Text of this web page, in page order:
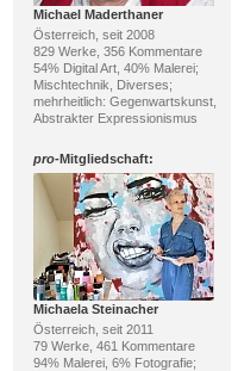
Michael Maderthaner
Österreich, seit 2008
829 Werke, 356 Kommentare
54% Digital Art, 40% Malerei;
Mischtechnik, Diverses;
mehrheitlich: Gegenwartskunst,
Abstrakter Expressionismus
pro-Mitgliedschaft:
Michaela Steinacher
Österreich, seit 2011
79 Werke, 461 Kommentare
94% Malerei, 6% Fotografie;